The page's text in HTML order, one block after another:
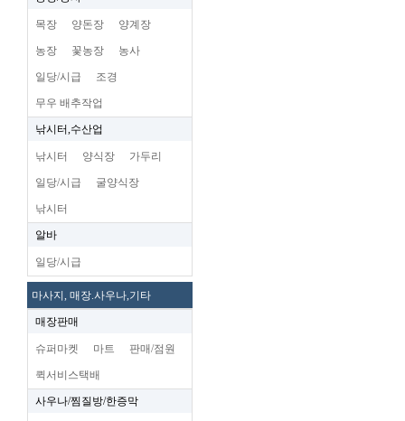
목장 양돈장 양계장
농장 꽃농장 농사
일당/시급 조경
무우 배추작업
낚시터,수산업
낚시터 양식장 가두리
일당/시급 굴양식장
낚시터
알바
일당/시급
마사지, 매장.사우나,기타
매장판매
슈퍼마켓 마트 판매/점원
퀵서비스택배
사우나/찜질방/한증막